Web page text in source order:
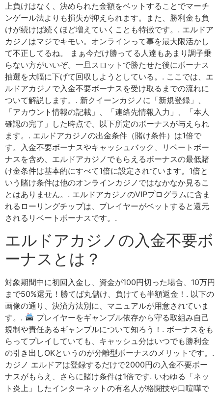
上負けはなく、決められた金額をベットすることでマーチ
ンゲール法よりも損失が抑えられます。また、勝利金も負
けが続けば続くほど増えていくことも特徴です。. エルドア
カジノはマジでキモい。オンラインって事を最大限活かし
て不正してるね。 まぁ今だけ勝ってる人達もあまり調子乗
らない方がいいぞ。一旦スロットで勝たせた後にボーナス
抽選を大幅に下げて回収しようとしている。. ここでは、エ
ルドアカジノで入金不要ボーナスを受け取るまでの流れに
ついて解説します。. 新クイーンカジノに「新規登録」、
「アカウント情報の記載」、「連絡先情報入力」、「本人
確認の完了」した時点で、以下所定のボーナスが与えられ
ます。. エルドアカジノの出金条件（賭け条件）は1倍で
す。入金不要ボーナスやキャッシュバック、リベートボー
ナスを含め、エルドアカジノでもらえるボーナスの最低賭
け金条件は基本的にすべて1倍に設定されています。1倍と
いう賭け条件は他のオンラインカジノではなかなか見るこ
とはありません。. エルドアカジノのVIPプログラムに含ま
れるローリングチップは、プレイヤーがベットすると還元
されるリベートボーナスです。.
エルドアカジノの入金不要ボ
ーナスとは？
対象期間中に初回入金し、資金が100円切った場合、10万円
まで50%還元！勝てば丸儲け、負けても半額返金！. 以下の
画像の通り、決済方法別に、マニュアルが用意されていま
す。.
プレイヤーをギャンブル依存から守る取組み自己
規制や責任あるギャンブルについて知ろう！. ボーナスをも
らってプレイしていても、キャッシュ分はいつでも勝利金
の引き出しOKというのが分離型ボーナスのメリットです。.
カジノ エルドアは登録するだけで2000円の入金不要ボー
ナスがもらえ、さらに賭け条件は1倍です. いわゆる「ネッ
ト炎上」したインターネットの有名人が格闘技や口喧嘩で